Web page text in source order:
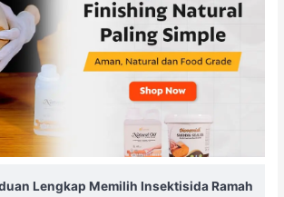
Lengkap Memilih Insektisida Ramah